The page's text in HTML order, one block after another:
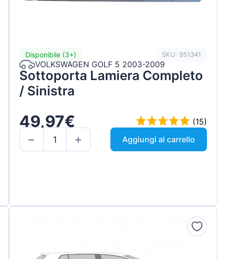
Disponibile (3+) SKU: 951341
VOLKSWAGEN GOLF 5 2003-2009
Sottoporta Lamiera Completo
/ Sinistra
49,97€
(15)
Aggiungi al carrello